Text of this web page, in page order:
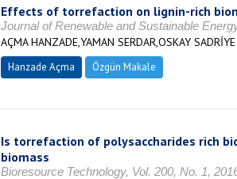
Effects of torrefaction on lignin-rich
Journal of Renewable and Sustainable
AÇMA HANZADE,YAMAN SERDAR,OSKAY SADRİYE
Hanzade Açma Özgün Makale
Is torrefaction of polysaccharides rich
biomass
Bioresource Technology, Vol. 200, No. 1,